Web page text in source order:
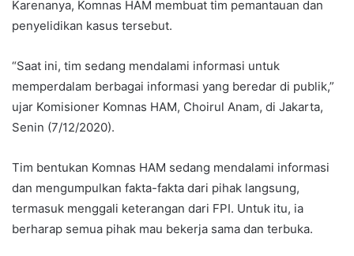
Karenanya, Komnas HAM membuat tim pemantauan dan
penyelidikan kasus tersebut.
“Saat ini, tim sedang mendalami informasi untuk
memperdalam berbagai informasi yang beredar di publik,”
ujar Komisioner Komnas HAM, Choirul Anam, di Jakarta,
Senin (7/12/2020).
Tim bentukan Komnas HAM sedang mendalami informasi
dan mengumpulkan fakta-fakta dari pihak langsung,
termasuk menggali keterangan dari FPI. Untuk itu, ia
berharap semua pihak mau bekerja sama dan terbuka.